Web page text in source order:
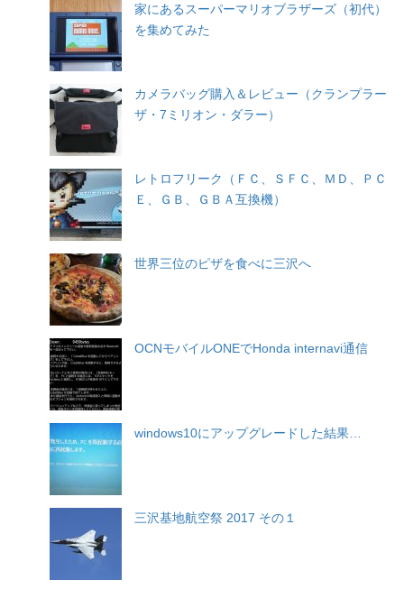
家にあるスーパーマリオブラザーズ（初代）
を集めてみた
カメラバッグ購入＆レビュー（クランプラー
ザ・7ミリオン・ダラー）
レトロフリーク（ＦＣ、ＳＦＣ、ＭＤ、ＰＣ
Ｅ、ＧＢ、ＧＢＡ互換機）
世界三位のピザを食べに三沢へ
OCNモバイルONEでHonda internavi通信
windows10にアップグレードした結果…
三沢基地航空祭 2017 その１